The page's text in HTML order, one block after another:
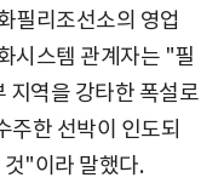
필리조선소의 영업
시스템 관계자는 "필
지역을 강타한 폭설로
한 선박이 인도되
것"이라 말했다.